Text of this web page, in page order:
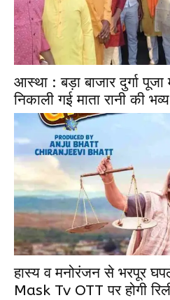
आस्था : बड़ा बाजार दुर्गा पूजा
निकाली गई माता रानी की
हास्य व मनोरंजन से भरपूर
Mask Tv OTT पर होगी